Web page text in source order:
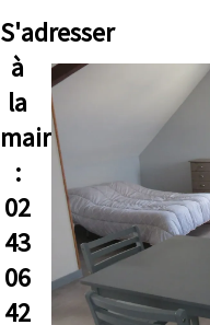
S'adresser
à
la
mairie
:
02
43
06
42